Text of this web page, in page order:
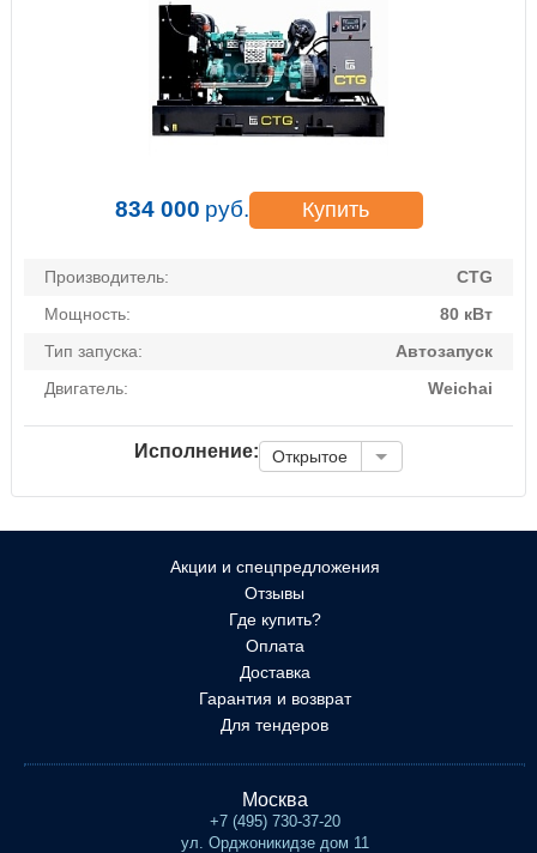
834 000 руб. Купить
Производитель:
CTG
Мощность:
80 кВт
Тип запуска:
Автозапуск
Двигатель:
Weichai
Исполнение: Открытое
Акции и спецпредложения
Отзывы
Где купить?
Оплата
Доставка
Гарантия и возврат
Для тендеров
Москва
+7 (495) 730-37-20
ул. Орджоникидзе дом 11